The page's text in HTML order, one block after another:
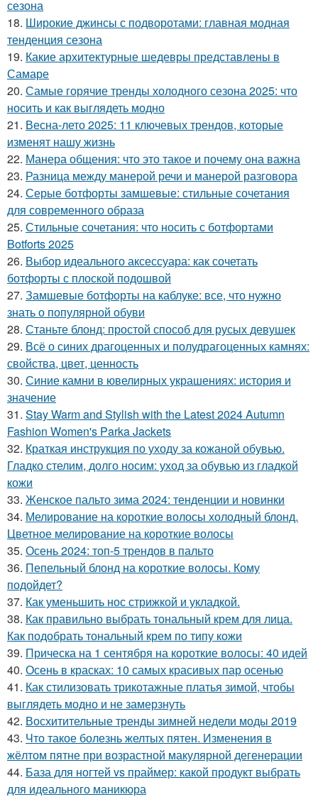
сезона
18. Широкие джинсы с подворотами: главная модная
тенденция сезона
19. Какие архитектурные шедевры представлены в
Самаре
20. Самые горячие тренды холодного сезона 2025: что
носить и как выглядеть модно
21. Весна-лето 2025: 11 ключевых трендов, которые
изменят нашу жизнь
22. Манера общения: что это такое и почему она важна
23. Разница между манерой речи и манерой разговора
24. Серые ботфорты замшевые: стильные сочетания
для современного образа
25. Стильные сочетания: что носить с ботфортами
Botforts 2025
26. Выбор идеального аксессуара: как сочетать
ботфорты с плоской подошвой
27. Замшевые ботфорты на каблуке: все, что нужно
знать о популярной обуви
28. Станьте блонд: простой способ для русых девушек
29. Всё о синих драгоценных и полудрагоценных камнях:
свойства, цвет, ценность
30. Синие камни в ювелирных украшениях: история и
значение
31. Stay Warm and Stylish with the Latest 2024 Autumn
Fashion Women's Parka Jackets
32. Краткая инструкция по уходу за кожаной обувью.
Гладко стелим, долго носим: уход за обувью из гладкой
кожи
33. Женское пальто зима 2024: тенденции и новинки
34. Мелирование на короткие волосы холодный блонд.
Цветное мелирование на короткие волосы
35. Осень 2024: топ-5 трендов в пальто
36. Пепельный блонд на короткие волосы. Кому
подойдет?
37. Как уменьшить нос стрижкой и укладкой.
38. Как правильно выбрать тональный крем для лица.
Как подобрать тональный крем по типу кожи
39. Прическа на 1 сентября на короткие волосы: 40 идей
40. Осень в красках: 10 самых красивых пар осенью
41. Как стилизовать трикотажные платья зимой, чтобы
выглядеть модно и не замерзнуть
42. Восхитительные тренды зимней недели моды 2019
43. Что такое болезнь желтых пятен. Изменения в
жёлтом пятне при возрастной макулярной дегенерации
44. База для ногтей vs праймер: какой продукт выбрать
для идеального маникюра